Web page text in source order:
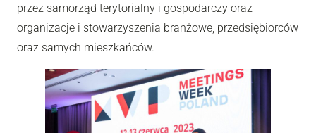
przez samorząd terytorialny i gospodarczy oraz
organizacje i stowarzyszenia branżowe, przedsiębiorców
oraz samych mieszkańców.